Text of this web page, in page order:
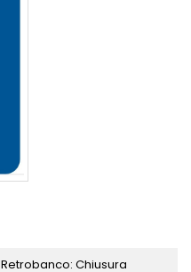
Retrobanco: Chiusura